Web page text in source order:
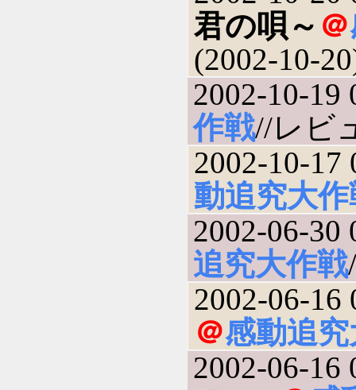
君の唄～ ＠
(2002-10-
2002-10-19
作戦//レビ
2002-10-17
動追究大作
2002-06-30
追究大作戦
2002-06-16
＠感動追
2002-06-16